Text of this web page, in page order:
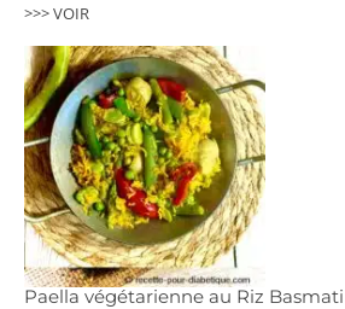
>>> VOIR
Paella végétarienne au Riz Basmati